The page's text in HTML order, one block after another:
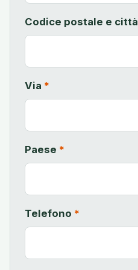
Codice postale e città
Via *
Paese *
Telefono *